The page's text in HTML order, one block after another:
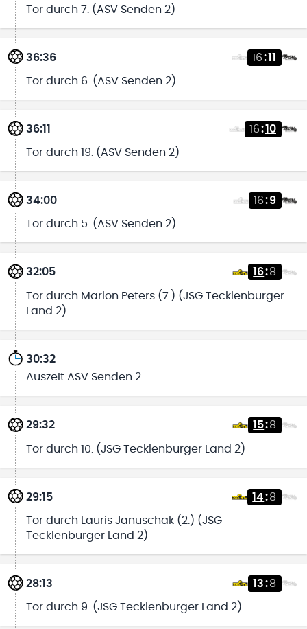
Tor durch 7. (ASV Senden 2)
36:36 16:11
Tor durch 6. (ASV Senden 2)
36:11 16:10
Tor durch 19. (ASV Senden 2)
34:00 16:9
Tor durch 5. (ASV Senden 2)
32:05 16:8
Tor durch Marlon Peters (7.) (JSG Tecklenburger
Land 2)
30:32
Auszeit ASV Senden 2
29:32 15:8
Tor durch 10. (JSG Tecklenburger Land 2)
29:15 14:8
Tor durch Lauris Januschak (2.) (JSG
Tecklenburger Land 2)
28:13 13:8
Tor durch 9. (JSG Tecklenburger Land 2)